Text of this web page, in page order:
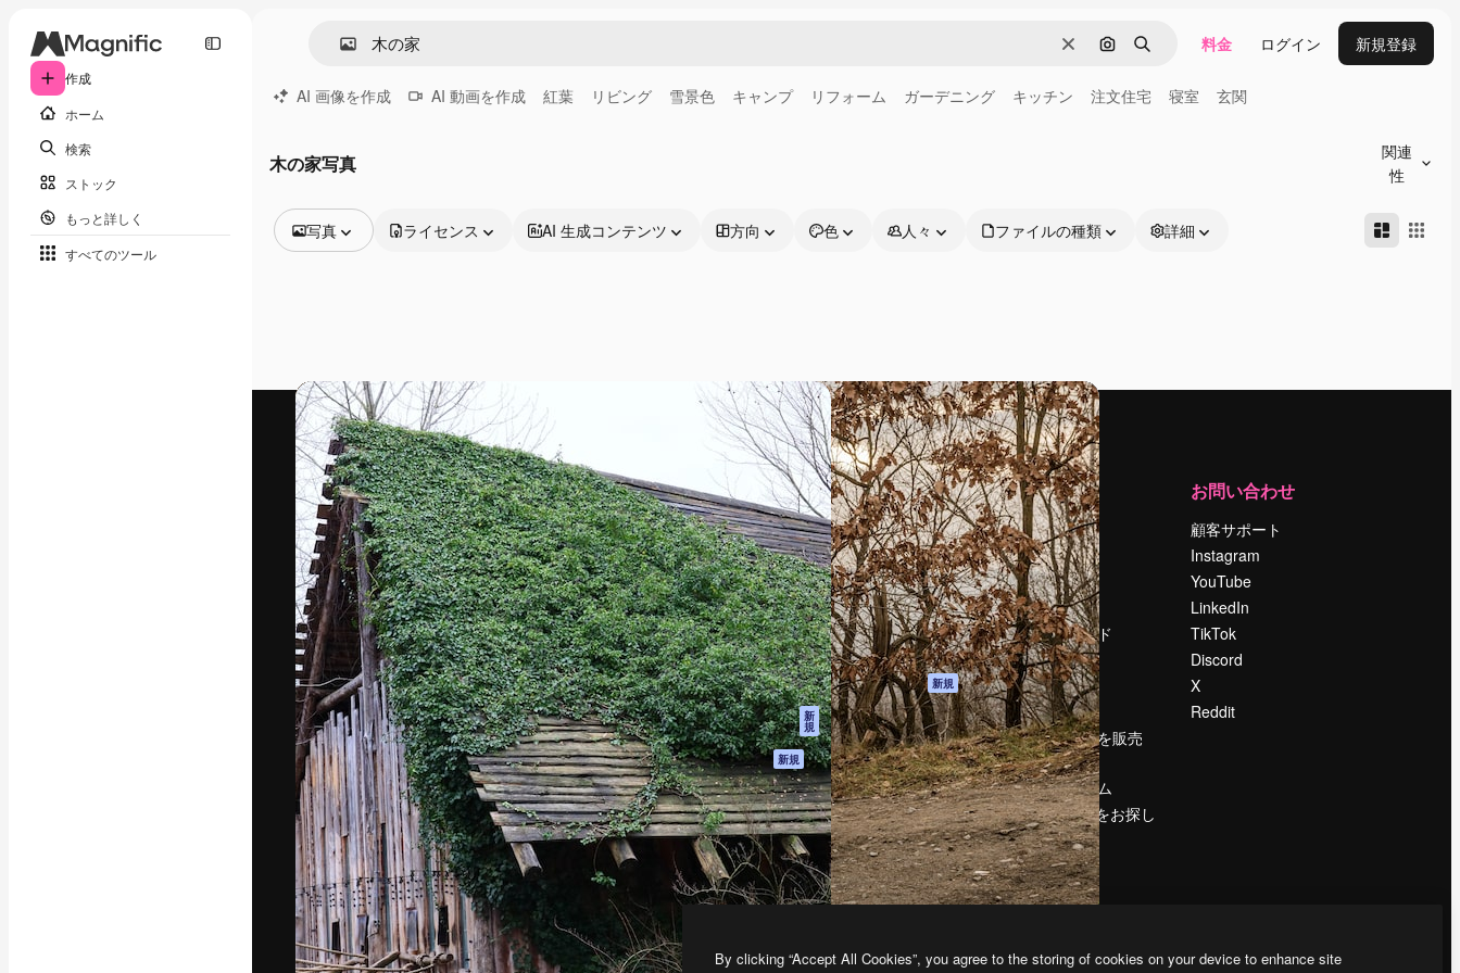
作成
ホーム
検索
ストック
もっと詳しく
すべてのツール
消去 画像で検索
検索 料金 ログイン 新規登録
AI 画像を作成 AI 動画を作成 紅葉 リビング 雪景色 キャンプ リフォーム ガーデニング キッチン 注文住宅 寝室 玄関
木の家写真
関連
性
写真
動画
映像素材
モーショングラフィックス
動画テンプレート
アイコン
3D モデル
フォント
ライセンス AI 生成コンテンツ 方向 色 人々 ファイルの種類 詳細
最高のクリエイティブ制作を導くためのプラ
ットフォーム。クリエイター、企業、代理
店、スタジオを含む100万人以上が利用して
います。
日本語
製品
Spaces
AI アシスタント
AI 画像生成ツール
AI 動画生成ツール
AI 音声合成ツール
ストックコンテン
ツ
Claude/ChatGPT
向けMCP
新
規
エージェント 新規
API
モバイルアプリ
すべてのMagnificツ
ール
はじめに
Academy
ドキュメント
サポート
利用規約
プライバシーポリ
シー
オリジナル 新規
クッキーポリシー
トラストセンター
アフィリエイト
法人向け
運営
料金
会社概要
Reviews
採用情報
検索トレンド
ブログ
イベント
Slidesgo
コンテンツを販売
する
プレスルーム
magnific.aiをお探し
ですか？
お問い合わせ
顧客サポート
Instagram
YouTube
LinkedIn
TikTok
Discord
X
Reddit
Copyright © 2010-2026Freepik Company S.L.U. 無断複写・転載を禁じます
By clicking “Accept All Cookies”, you agree to the storing of cookies on your device to enhance site